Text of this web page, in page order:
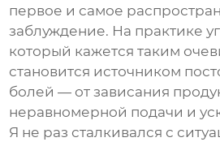
первое и самое
заблуждение. На практике
который кажется таким
становится источником
болей — от зависания
неравномерной подачи и
Я не раз сталкивался с